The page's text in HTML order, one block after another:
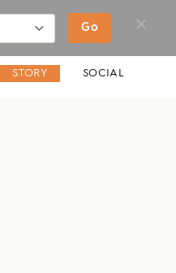
Go
STORY SOCIAL